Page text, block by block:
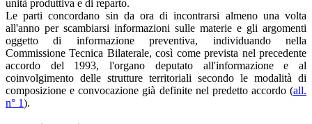
unità produttiva e di reparto.
Le parti concordano sin da ora di incontrarsi almeno una volta
all'anno per scambiarsi informazioni sulle materie e gli argomenti
oggetto di informazione preventiva, individuando nella
Commissione Tecnica Bilaterale, così come prevista nel precedente
accordo del 1993, l'organo deputato all'informazione e al
coinvolgimento delle strutture territoriali secondo le modalità di
composizione e convocazione già definite nel predetto accordo (all.
n° 1).